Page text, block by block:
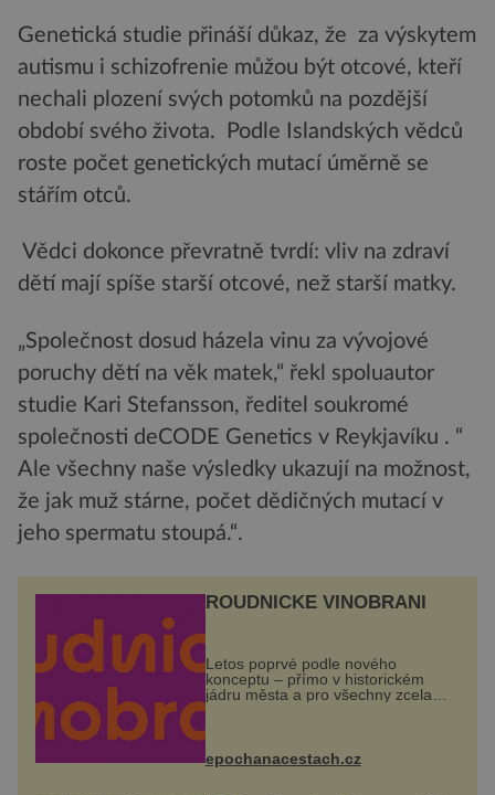
Genetická studie přináší důkaz, že za výskytem
autismu i schizofrenie můžou být otcové, kteří
nechali plození svých potomků na pozdější
období svého života. Podle Islandských vědců
roste počet genetických mutací úměrně se
stářím otců.
Vědci dokonce převratně tvrdí: vliv na zdraví
dětí mají spíše starší otcové, než starší matky.
„Společnost dosud házela vinu za vývojové
poruchy dětí na věk matek,“ řekl spoluautor
studie Kari Stefansson, ředitel soukromé
společnosti deCODE Genetics v Reykjavíku . “
Ale všechny naše výsledky ukazují na možnost,
že jak muž stárne, počet dědičných mutací v
jeho spermatu stoupá.“.
ROUDNICKÉ VINOBRANÍ
Letos poprvé podle nového
konceptu – přímo v historickém
jádru města a pro všechny zcela
zdarma. Hlavní program se
náměstí. Návštěvníci se mohou těšit
na víno, burčák, pes...
epochanacestach.cz